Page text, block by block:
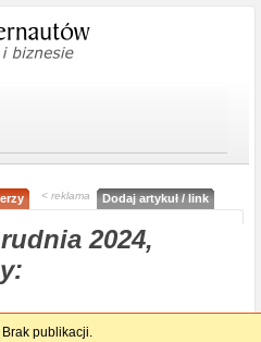
< reklama Dodaj artykuł / link
2024,
Brak publikacji.